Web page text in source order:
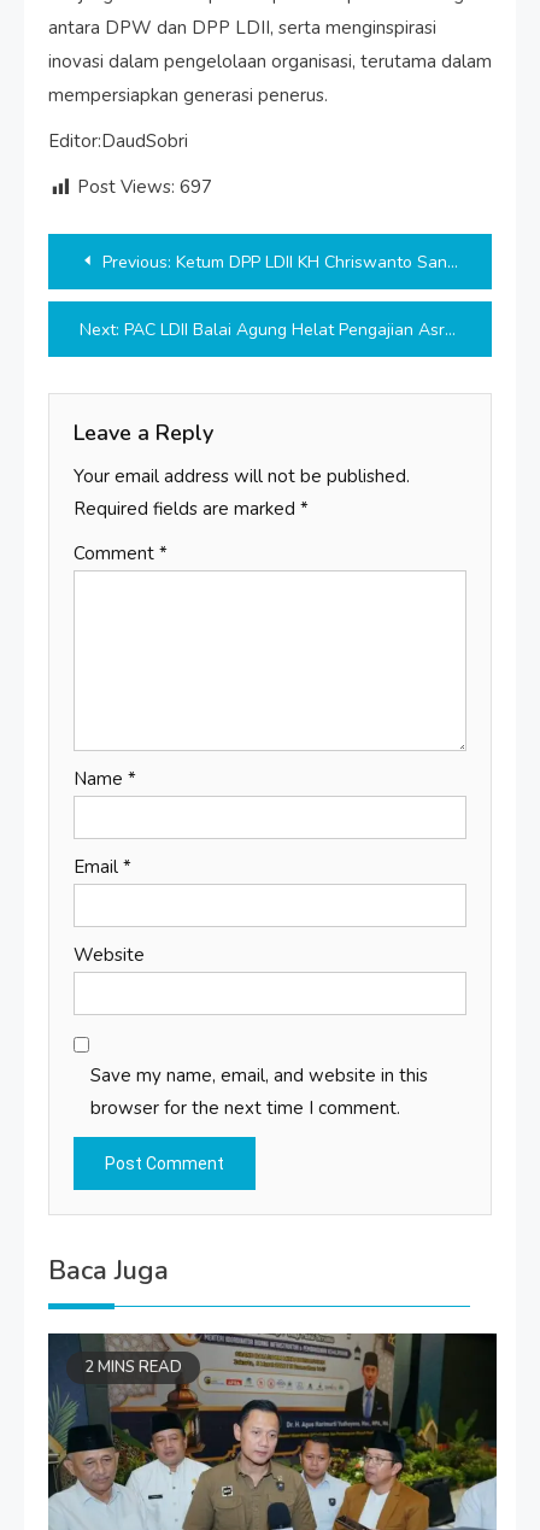
antara DPW dan DPP LDII, serta menginspirasi
inovasi dalam pengelolaan organisasi, terutama dalam
mempersiapkan generasi penerus.
Editor:DaudSobri
Post Views: 697
Post
navigation
Previous: Ketum DPP LDII KH Chriswanto Santoso: LDII Harus Beri Manfaat di Manapun Berada
Next: PAC LDII Balai Agung Helat Pengajian Asrama Liburan bagi Generasi SMP
Leave a Reply
Your email address will not be published.
Required fields are marked *
Comment *
Name *
Email *
Website
Save my name, email, and website in this
browser for the next time I comment.
Baca Juga
2 MINS READ